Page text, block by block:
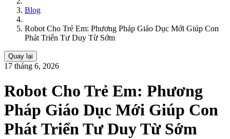
Blog
Robot Cho Trẻ Em: Phương Pháp Giáo Dục Mới Giúp Con
Phát Triển Tư Duy Từ Sớm
Quay lại
17 tháng 6, 2026
Robot Cho Trẻ Em: Phương
Pháp Giáo Dục Mới Giúp Con
Phát Triển Tư Duy Từ Sớm